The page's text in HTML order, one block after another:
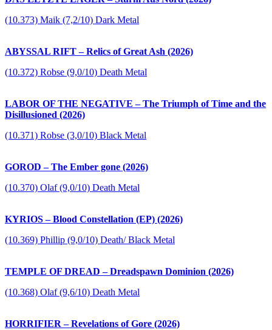
(10.373) Maik (7,2/10) Dark Metal
ABYSSAL RIFT – Relics of Great Ash (2026)
(10.372) Robse (9,0/10) Death Metal
LABOR OF THE NEGATIVE – The Triumph of Time and the
Disillusioned (2026)
(10.371) Robse (3,0/10) Black Metal
GOROD – The Ember gone (2026)
(10.370) Olaf (9,0/10) Death Metal
KYRIOS – Blood Constellation (EP) (2026)
(10.369) Phillip (9,0/10) Death/ Black Metal
TEMPLE OF DREAD – Dreadspawn Dominion (2026)
(10.368) Olaf (9,6/10) Death Metal
HORRIFIER – Revelations of Gore (2026)